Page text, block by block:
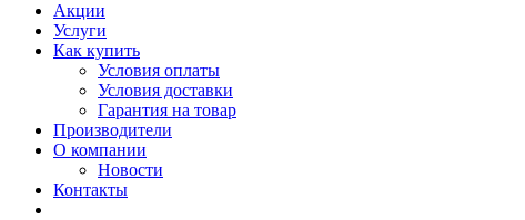
Акции
Услуги
Как купить
Условия оплаты
Условия доставки
Гарантия на товар
Производители
О компании
Новости
Контакты